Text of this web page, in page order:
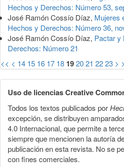
Hechos y Derechos: Número 53,
José Ramón Cossío Díaz, Mujeres
Hechos y Derechos: Número 36,
José Ramón Cossío Díaz, Pactar y
Derechos: Número 21
<< < 14 15 16 17 18 192021 2223 >
Uso de licencias Creative
Todos los textos publicados por
excepción, se distribuyen
4.0 Internacional, que permite a
siempre que mencionen la autoría
publicación en esta revista. No se
con fines comerciales.